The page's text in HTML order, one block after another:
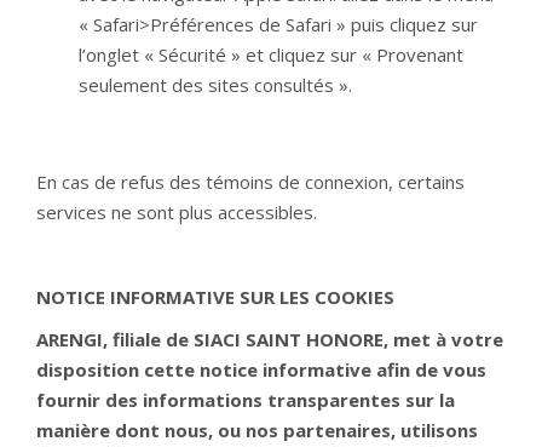
« Safari>Préférences de Safari » puis cliquez sur
l’onglet « Sécurité » et cliquez sur « Provenant
seulement des sites consultés ».
En cas de refus des témoins de connexion, certains
services ne sont plus accessibles.
NOTICE INFORMATIVE SUR LES COOKIES
ARENGI, filiale de SIACI SAINT HONORE, met à votre
disposition cette notice informative afin de vous
fournir des informations transparentes sur la
manière dont nous, ou nos partenaires, utilisons